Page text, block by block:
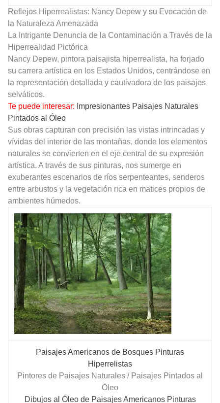
Reflejos Hiperrealistas: Nancy Depew y su Evocación de
la Naturaleza Amenazada
La Intrigante Denuncia de la Contaminación a Través de la
Hiperrealidad Pictórica
Nancy Depew, pintora paisajista hiperrealista, ha forjado
su carrera artística en los Estados Unidos, centrándose en
la representación detallada y cautivadora de los paisajes
selváticos.
Te puede interesar: Impresionantes Paisajes Naturales
Pintados al Óleo
Sus obras capturan con precisión las vistas intrincadas y
vívidas del interior de las montañas, donde los elementos
naturales se convierten en el eje central de su expresión
artística. A través de sus pinturas, nos sumerge en
exuberantes escenarios de ríos serpenteantes, senderos
entre arbustos y la vegetación rica en matices propios de
ambientes húmedos.
Paisajes Americanos de Bosques Pinturas
Hiperrelistas
Pintores de Paisajes Naturales / Paisajes Pintados al
Óleo
Dibujos al Óleo de Paisajes Americanos Pinturas